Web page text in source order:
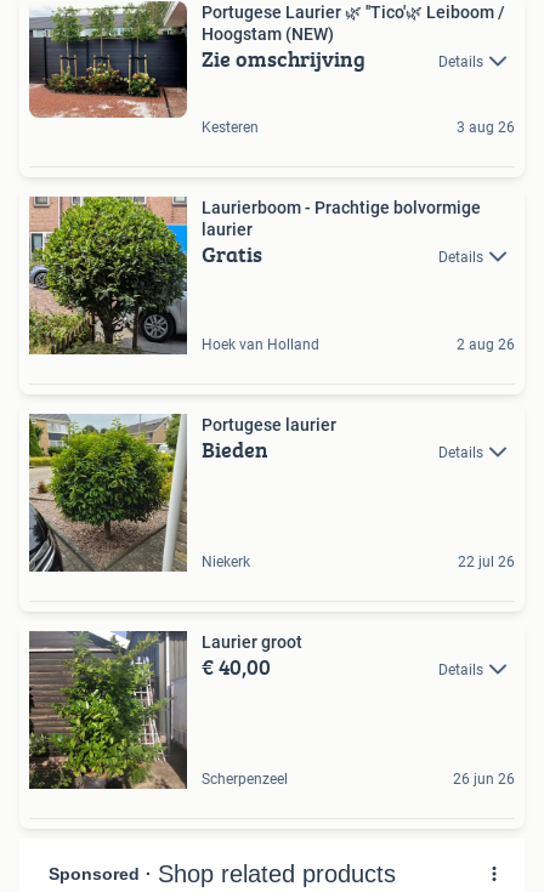
Portugese Laurier 🌿 ''Tico'🌿 Leiboom /
Hoogstam (NEW)
Zie omschrijving Details
Kesteren 3 aug 26
Laurierboom - Prachtige bolvormige
laurier
Gratis Details
Hoek van Holland 2 aug 26
Portugese laurier
Bieden Details
Niekerk 22 jul 26
Laurier groot
€ 40,00 Details
Scherpenzeel 26 jun 26